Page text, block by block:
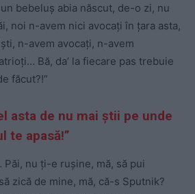
bebeluș abia născut, de-o zi, nu
noi n-avem nici avocați în țara asta,
n-avem avocați, n-avem
Bă, da’ la fiecare pas trebuie
făcut?!”
asta de nu mai știi pe unde
te apasă!”
Păi, nu ți-e rușine, mă, să pui
zică de mine, mă, că-s Sputnik?